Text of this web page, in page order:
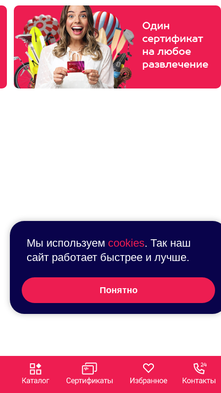
Один
сертификат
на любое
развлечение
Мы используем cookies. Так наш
сайт работает быстрее и лучше.
Понятно